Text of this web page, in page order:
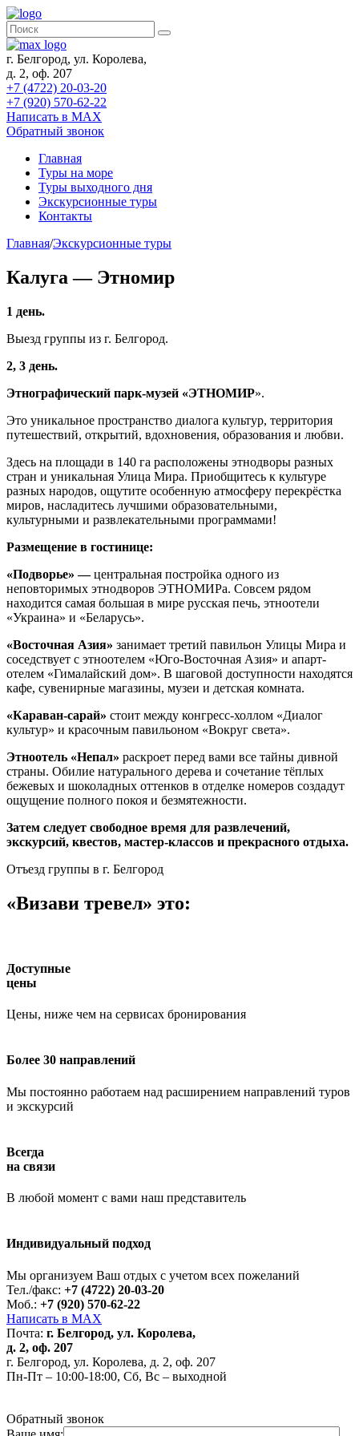
г. Белгород, ул. Королева,
д. 2, оф. 207
+7 (4722) 20-03-20
+7 (920) 570-62-22
Написать в MAX
Обратный звонок
Главная
Туры на море
Туры выходного дня
Экскурсионные туры
Контакты
Главная/Экскурсионные туры
Калуга — Этномир
1 день.
Выезд группы из г. Белгород.
2, 3 день.
Этнографический парк-музей «ЭТНОМИР».
Это уникальное пространство диалога культур, территория
путешествий, открытий, вдохновения, образования и любви.
Здесь на площади в 140 га расположены этнодворы разных
стран и уникальная Улица Мира. Приобщитесь к культуре
разных народов, ощутите особенную атмосферу перекрёстка
миров, насладитесь лучшими образовательными,
культурными и развлекательными программами!
Размещение в гостинице:
«Подворье» —центральная постройка одного из
неповторимых этнодворов ЭТНОМИРа. Совсем рядом
находится самая большая в мире русская печь, этноотели
«Украина» и «Беларусь».
«Восточная Азия» занимает третий павильон Улицы Мира и
соседствует с этноотелем «Юго-Восточная Азия» и апарт-
отелем «Гималайский дом». В шаговой доступности находятся
кафе, сувенирные магазины, музеи и детская комната.
«Караван-сарай» стоит между конгресс-холлом «Диалог
культур» и красочным павильоном «Вокруг света».
Этноотель «Непал» раскроет перед вами все тайны дивной
страны. Обилие натурального дерева и сочетание тёплых
бежевых и шоколадных оттенков в отделке номеров создадут
ощущение полного покоя и безмятежности.
Затем следует свободное время для развлечений,
экскурсий, квестов, мастер-классов и прекрасного отдыха.
Отъезд группы в г. Белгород
«Визави тревел» это:
Доступные
цены
Цены, ниже чем на сервисах бронирования
Более 30 направлений
Мы постоянно работаем над расширением направлений туров
и экскурсий
Всегда
на связи
В любой момент с вами наш представитель
Индивидуальный подход
Мы организуем Ваш отдых с учетом всех пожеланий
Тел./факс: +7 (4722) 20-03-20
Моб.: +7 (920) 570-62-22
Написать в MAX
Почта: г. Белгород, ул. Королева,
д. 2, оф. 207
г. Белгород, ул. Королева, д. 2, оф. 207
Пн-Пт – 10:00-18:00, Сб, Вс – выходной
Обратный звонок